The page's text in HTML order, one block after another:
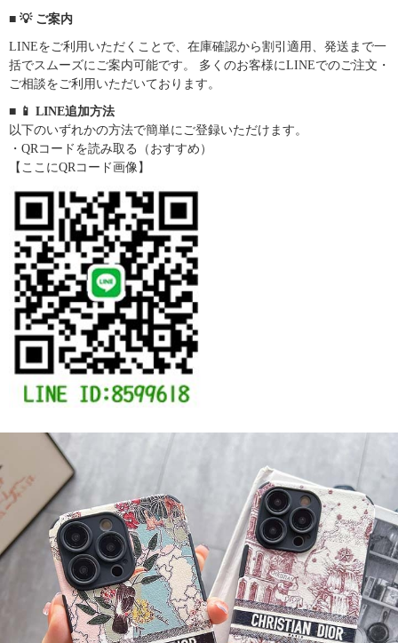
■ 💡 ご案内
LINEをご利用いただくことで、在庫確認から割引適用、発送まで一
括でスムーズにご案内可能です。 多くのお客様にLINEでのご注文・
ご相談をご利用いただいております。
■ 📱 LINE追加方法
以下のいずれかの方法で簡単にご登録いただけます。
・QRコードを読み取る（おすすめ）
【ここにQRコード画像】